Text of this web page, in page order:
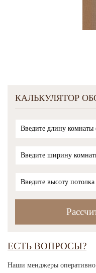
КАЛЬКУЛЯТОР
ЕСТЬ ВОПРОСЫ?
Наши менджеры оперативно